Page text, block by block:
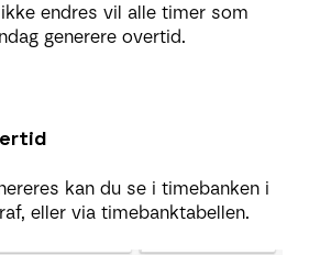
endres vil alle timer som
generere overtid.
kan du se i timebanken i
eller via timebanktabellen.